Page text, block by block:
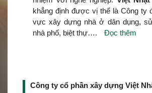
khẳng định được vị thế là Công ty
vực xây dựng nhà ở dân dụng,
nhà phố, biệt thự….
Đọc thêm
Công ty cổ phần xây dựng Việt